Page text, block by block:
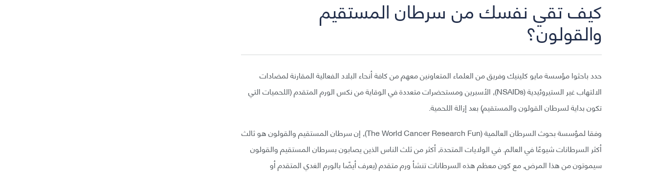
كيف تقي نفسك من سرطان المستقيم
والقولون؟
حدد باحثوا مؤسسة مايو كلينيك وفريق من العلماء المتعاونين معهم من كافة أنحاء البلاد الفعالية المقارنة لمضادات
الالتهاب غير الستيروئيدية (NSAIDs), الأسبرين ومستحضرات متعددة في الوقاية من نكس الورم المتقدم (اللحميات التي
تكون بداية لسرطان القولون والمستقيم) بعد إزالة اللحمية.
وفقا لمؤسسة بحوث السرطان العالمية (The World Cancer Research Fun), إن سرطان المستقيم والقولون هو ثالث
أكثر السرطانات شيوعًا في العالم. في الولايات المتحدة, أكثر من ثلث الناس الذين يصابون بسرطان المستقيم والقولون
سيموتون من هذا المرض, مع كون معظم هذه السرطانات تنشأ ورم متقدم (يعرف أيضًا بالورم الغدي المتقدم أو